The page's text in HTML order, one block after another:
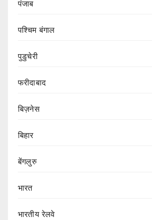
पंजाब
पश्चिम बंगाल
पुडुचेरी
फरीदाबाद
बिज़नेस
बिहार
बेंगलुरु
भारत
भारतीय रेलवे